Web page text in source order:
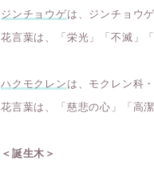
ジンチョウゲは、ジンチョウ
花言葉は、「栄光」「不滅」「
ハクモクレン は、モクレン科
花言葉は、「慈悲の心」「高
＜誕生木＞